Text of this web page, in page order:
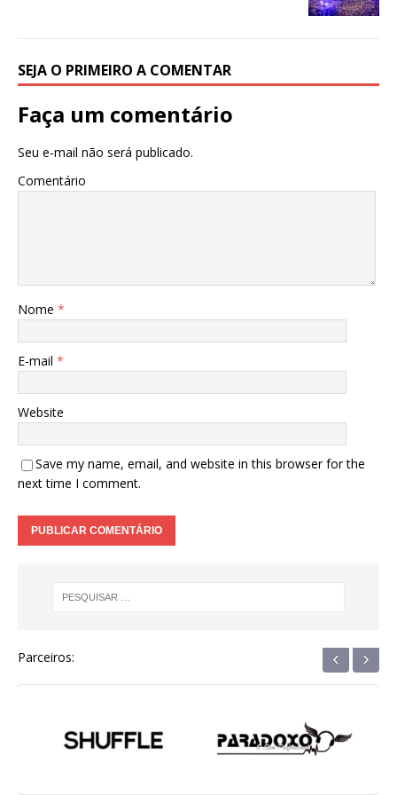
SEJA O PRIMEIRO A COMENTAR
Faça um comentário
Seu e-mail não será publicado.
Comentário
Nome *
E-mail *
Website
Save my name, email, and website in this browser for the
next time I comment.
Parceiros: ‹ ›